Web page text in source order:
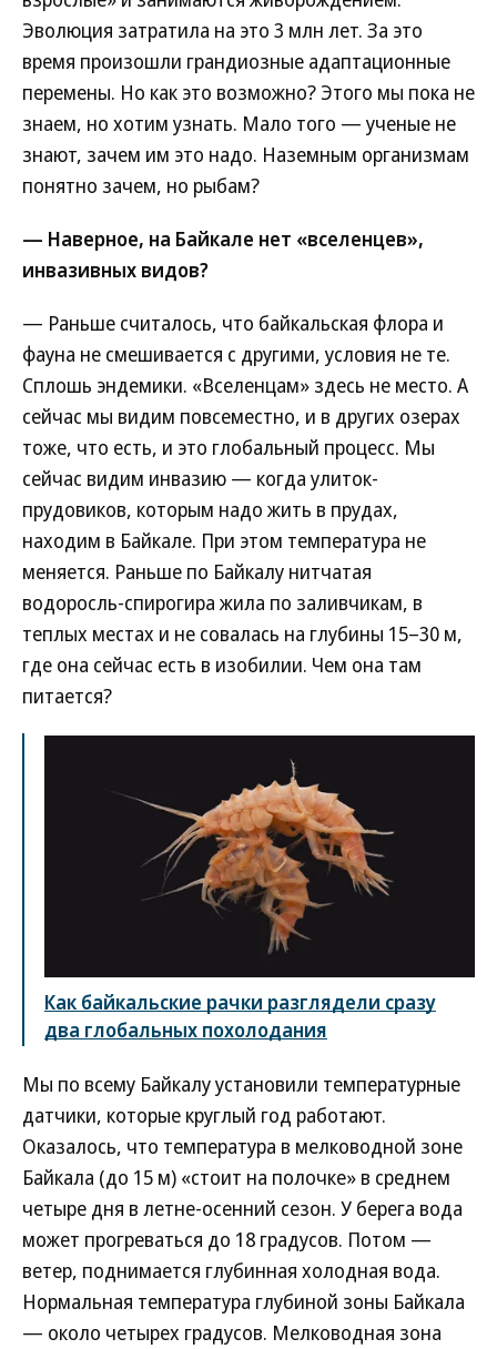
Эволюция затратила на это 3 млн лет. За это
время произошли грандиозные адаптационные
перемены. Но как это возможно? Этого мы пока не
знаем, но хотим узнать. Мало того — ученые не
знают, зачем им это надо. Наземным организмам
понятно зачем, но рыбам?
— Наверное, на Байкале нет «вселенцев»,
инвазивных видов?
— Раньше считалось, что байкальская флора и
фауна не смешивается с другими, условия не те.
Сплошь эндемики. «Вселенцам» здесь не место. А
сейчас мы видим повсеместно, и в других озерах
тоже, что есть, и это глобальный процесс. Мы
сейчас видим инвазию — когда улиток-
прудовиков, которым надо жить в прудах,
находим в Байкале. При этом температура не
меняется. Раньше по Байкалу нитчатая
водоросль-спирогира жила по заливчикам, в
теплых местах и не совалась на глубины 15–30 м,
где она сейчас есть в изобилии. Чем она там
питается?
Как байкальские рачки разглядели сразу
два глобальных похолодания
Мы по всему Байкалу установили температурные
датчики, которые круглый год работают.
Оказалось, что температура в мелководной зоне
Байкала (до 15 м) «стоит на полочке» в среднем
четыре дня в летне-осенний сезон. У берега вода
может прогреваться до 18 градусов. Потом —
ветер, поднимается глубинная холодная вода.
Нормальная температура глубиной зоны Байкала
— около четырех градусов. Мелководная зона